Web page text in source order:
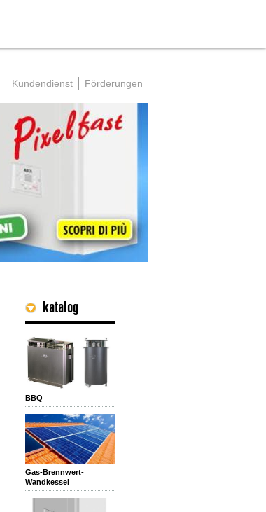
Kundendienst Förderungen
katalog
BBQ
Gas-Brennwert-
Wandkessel